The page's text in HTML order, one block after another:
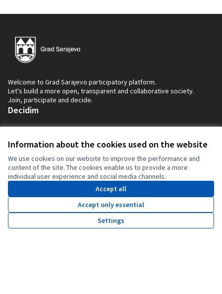
Information about the cookies used on the website
We use cookies on our website to improve the performance and
content of the site. The cookies enable us to provide a more
individual user experience and social media channels.
Accept all
Accept only essential
Settings
Home Search Activity Log in
Welcome to Grad Sarajevo participatory platform.
Let's build a more open, transparent and collaborative society.
Join, participate and decide.
Decidim
Home
Processes
Help
Resources
Activity